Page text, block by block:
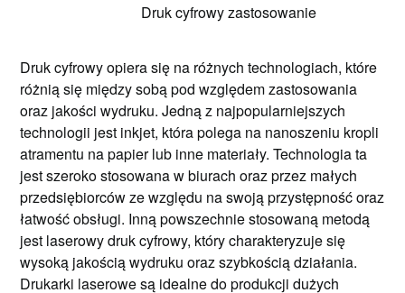
Druk cyfrowy zastosowanie
Druk cyfrowy opiera się na różnych technologiach, które
różnią się między sobą pod względem zastosowania
oraz jakości wydruku. Jedną z najpopularniejszych
technologii jest inkjet, która polega na nanoszeniu kropli
atramentu na papier lub inne materiały. Technologia ta
jest szeroko stosowana w biurach oraz przez małych
przedsiębiorców ze względu na swoją przystępność oraz
łatwość obsługi. Inną powszechnie stosowaną metodą
jest laserowy druk cyfrowy, który charakteryzuje się
wysoką jakością wydruku oraz szybkością działania.
Drukarki laserowe są idealne do produkcji dużych